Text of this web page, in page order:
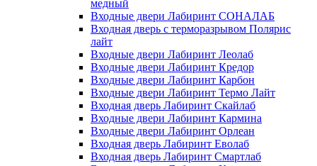
медный
Входные двери Лабиринт СОНАЛАБ
Входная дверь с терморазрывом Полярис
лайт
Входные двери Лабиринт Леолаб
Входные двери Лабиринт Кредор
Входные двери Лабиринт Карбон
Входные двери Лабиринт Термо Лайт
Входная дверь Лабиринт Скайлаб
Входные двери Лабиринт Кармина
Входные двери Лабиринт Орлеан
Входная дверь Лабиринт Еволаб
Входная дверь Лабиринт Смартлаб